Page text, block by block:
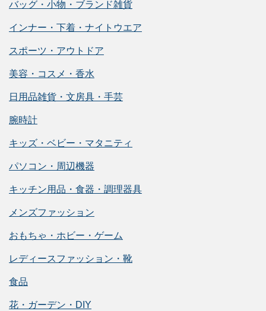
バッグ・小物・ブランド雑貨
インナー・下着・ナイトウエア
スポーツ・アウトドア
美容・コスメ・香水
日用品雑貨・文房具・手芸
腕時計
キッズ・ベビー・マタニティ
パソコン・周辺機器
キッチン用品・食器・調理器具
メンズファッション
おもちゃ・ホビー・ゲーム
レディースファッション・靴
食品
花・ガーデン・DIY